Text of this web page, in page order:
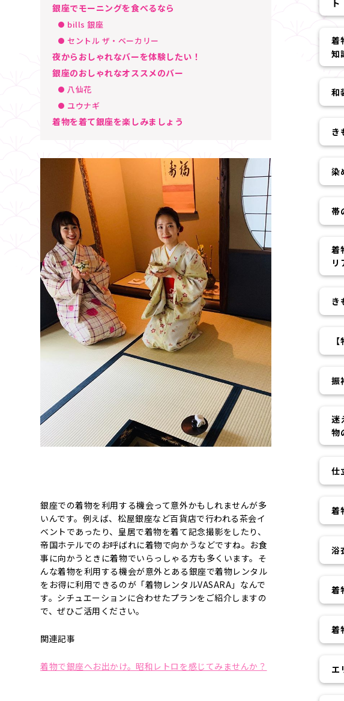
銀座でモーニングを食べるなら
bills 銀座
セントル ザ・ベーカリー
夜からおしゃれなバーを体験したい！
銀座のおしゃれなオススメのバー
八仙花
ユウナギ
着物を着て銀座を楽しみましょう
銀座での着物を利用する機会って意外かもしれませんが多
いんです。例えば、松屋銀座など百貨店で行われる茶会イ
ベントであったり、皇居で着物を着て記念撮影をしたり、
帝国ホテルでのお呼ばれに着物で向かうなどですね。お食
事に向かうときに着物でいらっしゃる方も多くいます。そ
んな着物を利用する機会が意外とある銀座で着物レンタル
をお得に利用できるのが「着物レンタルVASARA」なんで
す。シチュエーションに合わせたプランをご紹介しますの
で、ぜひご活用ください。
関連記事
着物で銀座へお出かけ。昭和レトロを感じてみませんか？
ト
着
知
和
き
染
帯
着
リ
き
振
迷
物
仕
着
浴
着
着
エ